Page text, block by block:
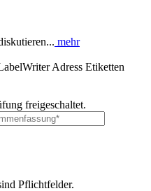
mehr
Adress Etiketten
freigeschaltet.
Pflichtfelder.